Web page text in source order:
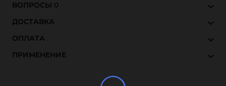
ВОПРОСЫ 0
ДОСТАВКА
ОПЛАТА
ПРИМЕНЕНИЕ